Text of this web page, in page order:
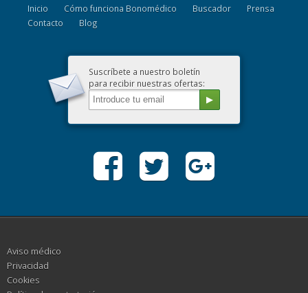
Inicio Cómo funciona Bonomédico Buscador
Prensa
Contacto
Blog
Suscríbete a nuestro boletín
para recibir nuestras ofertas:
Aviso médico
Privacidad
Cookies